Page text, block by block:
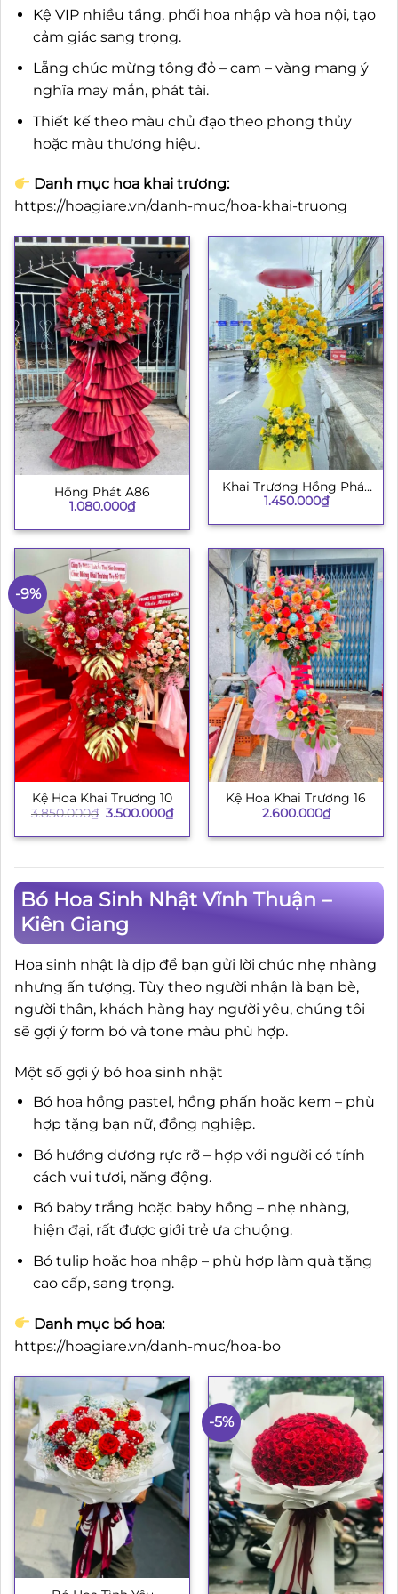
Kệ VIP nhiều tầng, phối hoa nhập và hoa nội, tạo
cảm giác sang trọng.
Lẵng chúc mừng tông đỏ – cam – vàng mang ý
nghĩa may mắn, phát tài.
Thiết kế theo màu chủ đạo theo phong thủy
hoặc màu thương hiệu.
Danh mục hoa khai trương:
https://hoagiare.vn/danh-muc/hoa-khai-truong
Hồng Phát A86
1.080.000₫
Khai Trương Hồng Phát
003
1.450.000₫
-9%
Kệ Hoa Khai Trương 10
3.850.000₫ Giá
là:
3.500.000₫Giá
hiện
tại
Kệ Hoa Khai Trương 16
2.600.000₫
Bó Hoa Sinh Nhật Vĩnh Thuận –
Kiên Giang
Hoa sinh nhật là dịp để bạn gửi lời chúc nhẹ nhàng
nhưng ấn tượng. Tùy theo người nhận là bạn bè,
người thân, khách hàng hay người yêu, chúng tôi
sẽ gợi ý form bó và tone màu phù hợp.
Một số gợi ý bó hoa sinh nhật
Bó hoa hồng pastel, hồng phấn hoặc kem – phù
hợp tặng bạn nữ, đồng nghiệp.
Bó hướng dương rực rỡ – hợp với người có tính
cách vui tươi, năng động.
Bó baby trắng hoặc baby hồng – nhẹ nhàng,
hiện đại, rất được giới trẻ ưa chuộng.
Bó tulip hoặc hoa nhập – phù hợp làm quà tặng
cao cấp, sang trọng.
Danh mục bó hoa:
https://hoagiare.vn/danh-muc/hoa-bo
-5%